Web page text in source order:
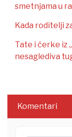
smetnjama u
Kada roditelji
Tate i ćerke iz
nesaglediva
Komentari